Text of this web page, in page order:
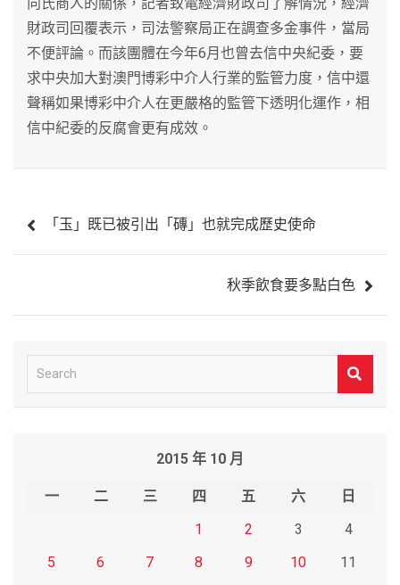
財政司回覆表示，司法警察局正在調查多金事件，當局
不便評論。而該團體在今年6月也曾去信中央紀委，要
求中央加大對澳門博彩中介人行業的監管力度，信中還
聲稱如果博彩中介人在更嚴格的監管下透明化運作，相
信中紀委的反腐會更有成效。
章
「玉」既已被引出「磚」也就完成歷史使命
秋季飲食要多點白色
e
2015 年 10 月
一 二 三 四 五 六
日
1
2 3
4
5
6 7 8 9 10 11